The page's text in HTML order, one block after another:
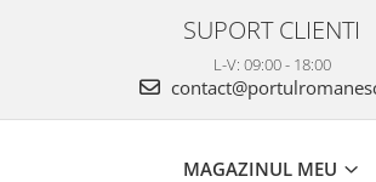
SUPORT CLIENTI
L-V: 09:00 - 18:00
MAGAZINUL MEU